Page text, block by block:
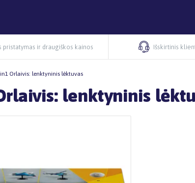
pristatymas ir draugiškos kainos Išskirtinis
Orlaivis: lenktyninis lėktuvas
lenktyninis